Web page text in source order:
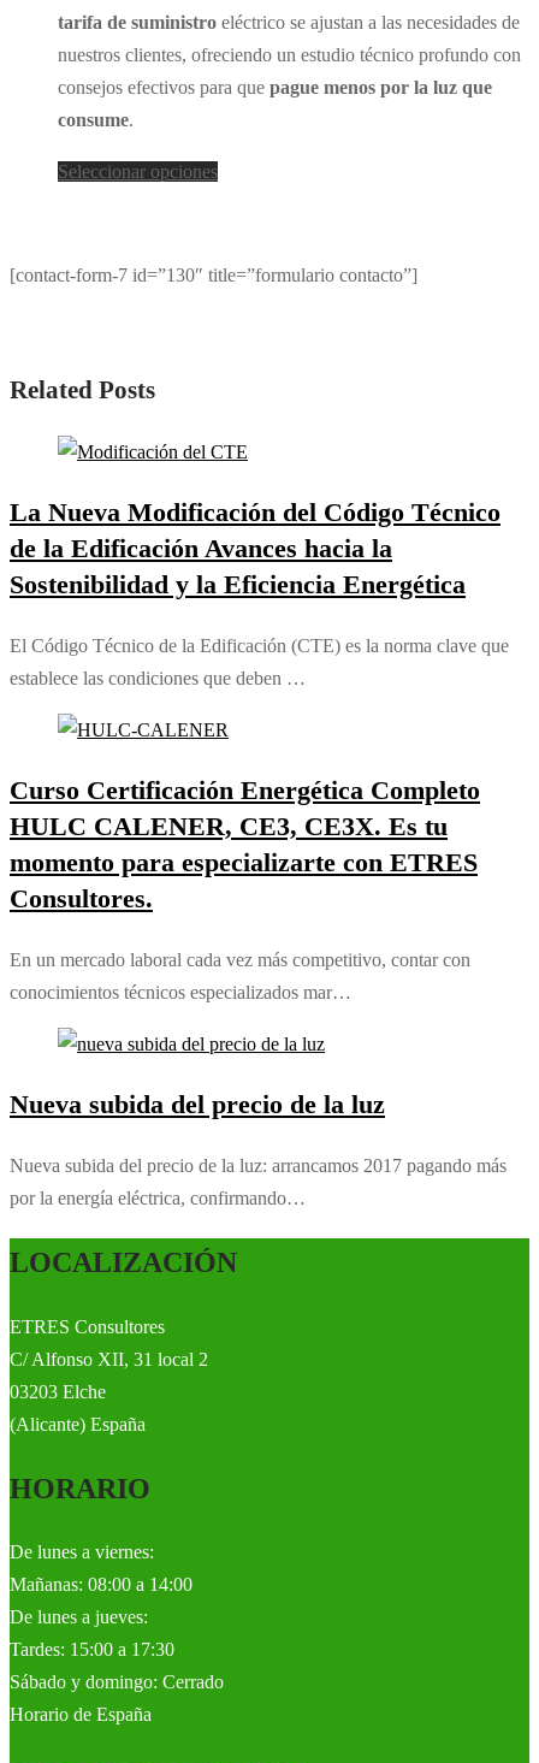
página
de
producto
tarifa de suministro eléctrico se ajustan a las necesidades de
nuestros clientes, ofreciendo un estudio técnico profundo con
consejos efectivos para que pague menos por la luz que
consume.
Seleccionar opcionesEste
múltiples
elegir
la
página
de
[contact-form-7 id=”130″ title=”formulario contacto”]
Related Posts
La Nueva Modificación del Código Técnico
de la Edificación Avances hacia la
Sostenibilidad y la Eficiencia Energética
El Código Técnico de la Edificación (CTE) es la norma clave que
establece las condiciones que deben …
Curso Certificación Energética Completo
HULC CALENER, CE3, CE3X. Es tu
momento para especializarte con ETRES
Consultores.
En un mercado laboral cada vez más competitivo, contar con
conocimientos técnicos especializados mar…
Nueva subida del precio de la luz
Nueva subida del precio de la luz: arrancamos 2017 pagando más
por la energía eléctrica, confirmando…
LOCALIZACIÓN
ETRES Consultores
C/ Alfonso XII, 31 local 2
03203 Elche
(Alicante) España
HORARIO
De lunes a viernes:
Mañanas: 08:00 a 14:00
De lunes a jueves:
Tardes: 15:00 a 17:30
Sábado y domingo: Cerrado
Horario de España